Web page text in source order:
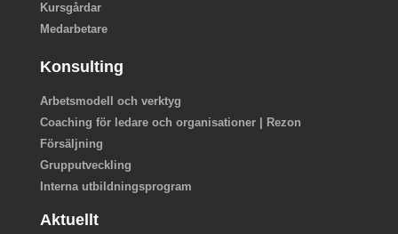
Kursgårdar
Medarbetare
Konsulting
Arbetsmodell och verktyg
Coaching för ledare och organisationer | Rezon
Försäljning
Grupputveckling
Interna utbildningsprogram
Aktuellt